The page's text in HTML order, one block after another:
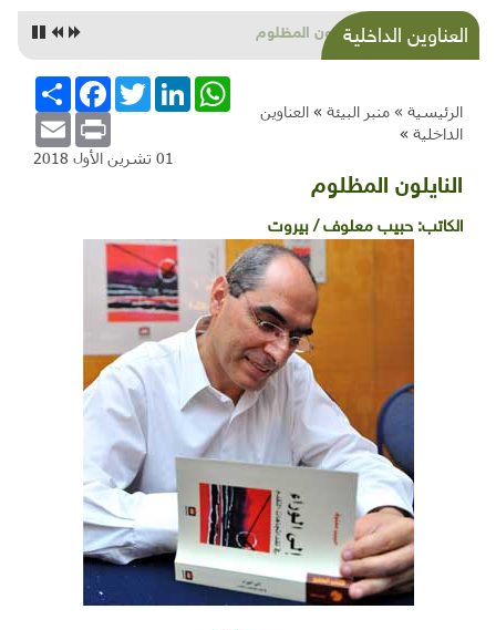
العناوين الداخليةالنايلون المظلوم
الرئيسية » منبر البيئة » العناوين
الداخلية »
انشر
FacebookTwitterLinkedInWhatsApp
Email Print
01 تشرين الأول 2018
النايلون المظلوم
الكاتب: حبيب معلوف / بيروت